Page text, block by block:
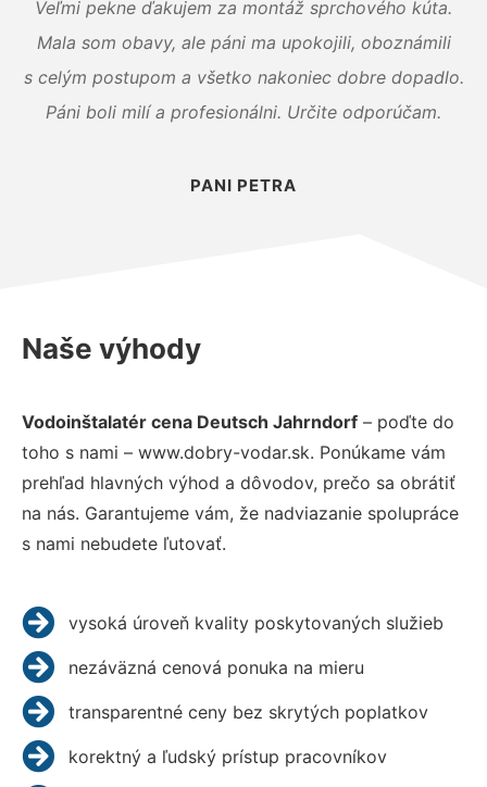
Veľmi pekne ďakujem za montáž sprchového kúta.
Mala som obavy, ale páni ma upokojili, oboznámili
s celým postupom a všetko nakoniec dobre dopadlo.
Páni boli milí a profesionálni. Určite odporúčam.
PANI PETRA
Naše výhody
Vodoinštalatér cena Deutsch Jahrndorf – poďte do
toho s nami – www.dobry-vodar.sk. Ponúkame vám
prehľad hlavných výhod a dôvodov, prečo sa obrátiť
na nás. Garantujeme vám, že nadviazanie spolupráce
s nami nebudete ľutovať.
vysoká úroveň kvality poskytovaných služieb
nezáväzná cenová ponuka na mieru
transparentné ceny bez skrytých poplatkov
korektný a ľudský prístup pracovníkov